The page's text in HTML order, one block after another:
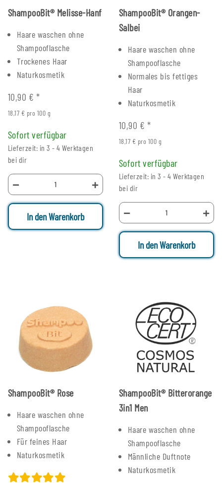
ShampooBit® Melisse-Hanf
Haare waschen ohne
Shampooflasche
Trockenes Haar
Naturkosmetik
10,90 € *
18,17 € pro 100 g
Sofort verfügbar
Lieferzeit: in 3 - 4 Werktagen
bei dir
In den Warenkorb
ShampooBit® Orangen-
Salbei
Haare waschen ohne
Shampooflasche
Normales bis fettiges
Haar
Naturkosmetik
10,90 € *
18,17 € pro 100 g
Sofort verfügbar
Lieferzeit: in 3 - 4 Werktagen
bei dir
In den Warenkorb
ShampooBit® Rose
Haare waschen ohne
Shampooflasche
Für feines Haar
Naturkosmetik
ShampooBit® Bitterorange
3in1 Men
Haare waschen ohne
Shampooflasche
Männliche Duftnote
Naturkosmetik